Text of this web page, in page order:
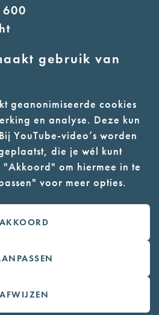
gebruik van
geanonimiseerde cookies
en analyse. Deze kun
YouTube-video’s worden
die je wél kunt
om hiermee in te
voor meer opties.
AKKOORD
AFWIJZEN
vakken of in de
(begane grond)